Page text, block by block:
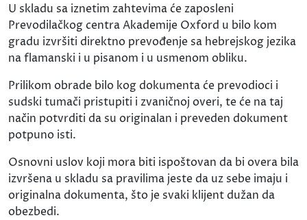
U skladu sa iznetim zahtevima će zaposleni
Prevodilačkog centra Akademije Oxford u bilo kom
gradu izvršiti direktno prevođenje sa hebrejskog jezika
na flamanski i u pisanom i u usmenom obliku.
Prilikom obrade bilo kog dokumenta će prevodioci i
sudski tumači pristupiti i zvaničnoj overi, te će na taj
način potvrditi da su originalan i preveden dokument
potpuno isti.
Osnovni uslov koji mora biti ispoštovan da bi overa bila
izvršena u skladu sa pravilima jeste da uz sebe imaju i
originalna dokumenta, što je svaki klijent dužan da
obezbedi.